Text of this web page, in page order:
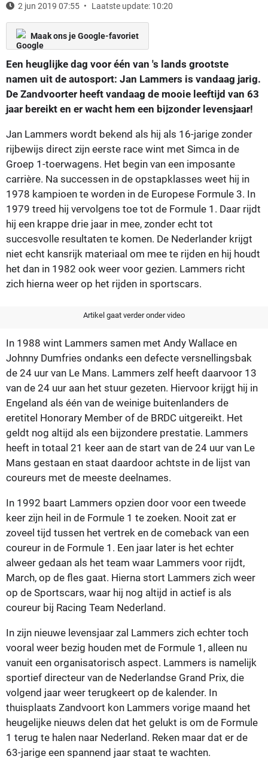
2 jun 2019 07:55 Laatste update: 10:20
Maak ons je Google-favoriet
Een heuglijke dag voor één van 's lands grootste
namen uit de autosport: Jan Lammers is vandaag jarig.
De Zandvoorter heeft vandaag de mooie leeftijd van 63
jaar bereikt en er wacht hem een bijzonder levensjaar!
Jan Lammers wordt bekend als hij als 16-jarige zonder
rijbewijs direct zijn eerste race wint met Simca in de
Groep 1-toerwagens. Het begin van een imposante
carrière. Na successen in de opstapklasses weet hij in
1978 kampioen te worden in de Europese Formule 3. In
1979 treed hij vervolgens toe tot de Formule 1. Daar rijdt
hij een krappe drie jaar in mee, zonder echt tot
succesvolle resultaten te komen. De Nederlander krijgt
niet echt kansrijk materiaal om mee te rijden en hij houdt
het dan in 1982 ook weer voor gezien. Lammers richt
zich hierna weer op het rijden in sportscars.
Artikel gaat verder onder video
In 1988 wint Lammers samen met Andy Wallace en
Johnny Dumfries ondanks een defecte versnellingsbak
de 24 uur van Le Mans. Lammers zelf heeft daarvoor 13
van de 24 uur aan het stuur gezeten. Hiervoor krijgt hij in
Engeland als één van de weinige buitenlanders de
eretitel Honorary Member of de BRDC uitgereikt. Het
geldt nog altijd als een bijzondere prestatie. Lammers
heeft in totaal 21 keer aan de start van de 24 uur van Le
Mans gestaan en staat daardoor achtste in de lijst van
coureurs met de meeste deelnames.
In 1992 baart Lammers opzien door voor een tweede
keer zijn heil in de Formule 1 te zoeken. Nooit zat er
zoveel tijd tussen het vertrek en de comeback van een
coureur in de Formule 1. Een jaar later is het echter
alweer gedaan als het team waar Lammers voor rijdt,
March, op de fles gaat. Hierna stort Lammers zich weer
op de Sportscars, waar hij nog altijd in actief is als
coureur bij Racing Team Nederland.
In zijn nieuwe levensjaar zal Lammers zich echter toch
vooral weer bezig houden met de Formule 1, alleen nu
vanuit een organisatorisch aspect. Lammers is namelijk
sportief directeur van de Nederlandse Grand Prix, die
volgend jaar weer terugkeert op de kalender. In
thuisplaats Zandvoort kon Lammers vorige maand het
heugelijke nieuws delen dat het gelukt is om de Formule
1 terug te halen naar Nederland. Reken maar dat er de
63-jarige een spannend jaar staat te wachten.